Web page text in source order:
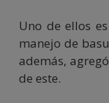
Uno de ellos
manejo de
además,
de este.